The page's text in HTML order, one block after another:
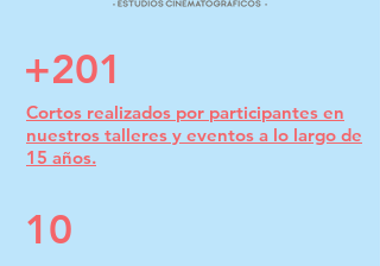
+201
Cortos realizados por participantes en
nuestros talleres y eventos a lo largo de
15 años.
10